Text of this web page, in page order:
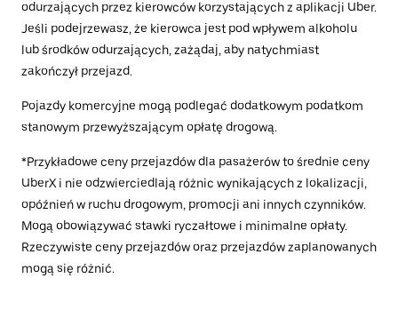
odurzających przez kierowców korzystających z aplikacji Uber.
Jeśli podejrzewasz, że kierowca jest pod wpływem alkoholu
lub środków odurzających, zażądaj, aby natychmiast
zakończył przejazd.
Pojazdy komercyjne mogą podlegać dodatkowym podatkom
stanowym przewyższającym opłatę drogową.
*Przykładowe ceny przejazdów dla pasażerów to średnie ceny
UberX i nie odzwierciedlają różnic wynikających z lokalizacji,
opóźnień w ruchu drogowym, promocji ani innych czynników.
Mogą obowiązywać stawki ryczałtowe i minimalne opłaty.
Rzeczywiste ceny przejazdów oraz przejazdów zaplanowanych
mogą się różnić.